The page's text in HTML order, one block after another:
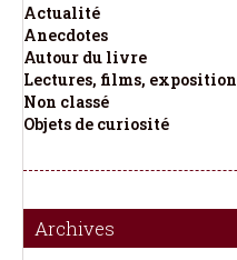
Actualité
Anecdotes
Autour du livre
Lectures, films,
Non classé
Objets de curiosité
Archives